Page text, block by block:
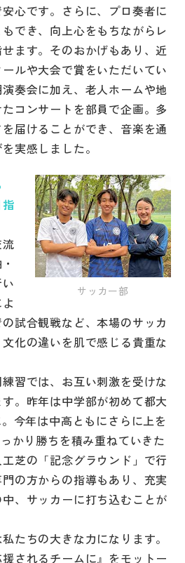
心です。さらに、プロ奏者に
でき、向上心をもちながらレ
ます。そのおかげもあり、近
ルや大会で賞をいただいてい
奏会に加え、老人ホームや地
コンサートを部員で企画。多
届けることができ、音楽を通
実感しました。
サッカー部
試合観戦など、本場のサッカ
化の違いを肌で感じる貴重な
習では、お互い刺激を受けな
。昨年は中学部が初めて都大
今年は中高ともにさらに上を
かり勝ちを積み重ねていきた
芝の「記念グラウンド」で行
の方からの指導もあり、充実
、サッカーに打ち込むことが
たちの大きな力になります。
援されるチームに』をモットー